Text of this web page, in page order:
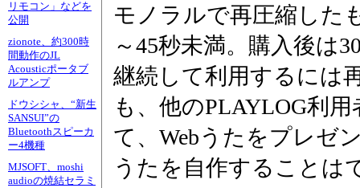
リモコン」などを
公開
zionote、約300時
間動作のJL
Acousticポータブ
ルアンプ
ドウシシャ、“新生
SANSUI”の
Bluetoothスピーカ
ー4機種
MJSOFT、moshi
audioの焼結セラミ
モノラルで再圧縮した
～45秒未満。購入後は
継続して利用するには
も、他のPLAYLOG利
て、Webうたをプレゼ
うたを自作することは